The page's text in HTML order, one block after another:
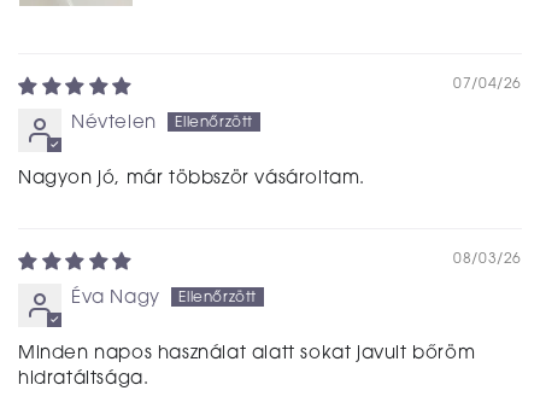
07/04/26
Névtelen
Nagyon jó, már többször vásároltam.
08/03/26
Éva Nagy
Minden napos használat alatt sokat javult bőröm
hidratáltsága.